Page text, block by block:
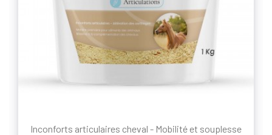
Inconforts articulaires cheval - Mobilité et souplesse